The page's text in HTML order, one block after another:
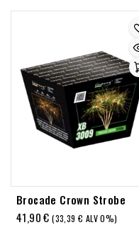
Brocade Crown Strobe
41,90€ (33,39€ ALV 0%)